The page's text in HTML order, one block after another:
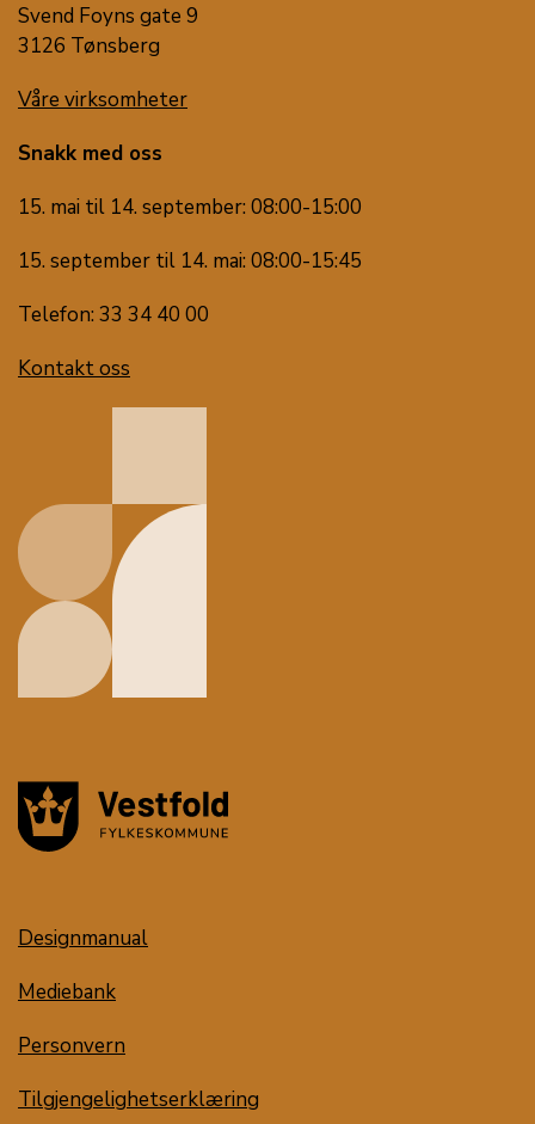
Svend Foyns gate 9
3126 Tønsberg
Våre virksomheter
Snakk med oss
15. mai til 14. september: 08:00-15:00
15. september til 14. mai: 08:00-15:45
Telefon: 33 34 40 00
Kontakt oss
Designmanual
Mediebank
Personvern
Tilgjengelighetserklæring